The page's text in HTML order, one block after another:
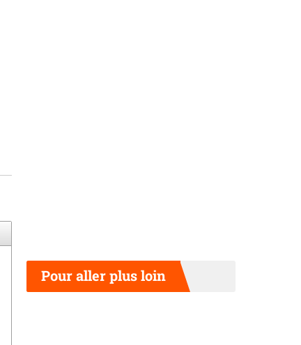
Pour aller plus loin